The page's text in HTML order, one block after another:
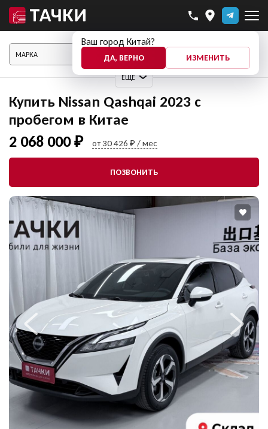
Ваш город Китай?
ДА, ВЕРНО ИЗМЕНИТЬ
ЕЩЕ
ПОКАЗАТЬ АВТО
Купить Nissan Qashqai 2023 с
пробегом в Китае
2 068 000 ₽ от 30 426 ₽ / мес
ПОЗВОНИТЬ